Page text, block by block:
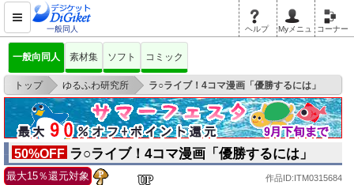
一般同人 ヘルプ Myメニュ コーナー
一般向同人 素材集 ソフト コミック
トップ > ゆるふわ研究所 > ラ○ライブ！4コマ漫画「優勝するには」
50%OFF ラ○ライブ！4コマ漫画「優勝するには」
最大15％還元対象 作品ID:ITM0315684